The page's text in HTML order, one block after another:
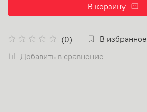
(0)
В избранное
Добавить в сравнение
В корзину